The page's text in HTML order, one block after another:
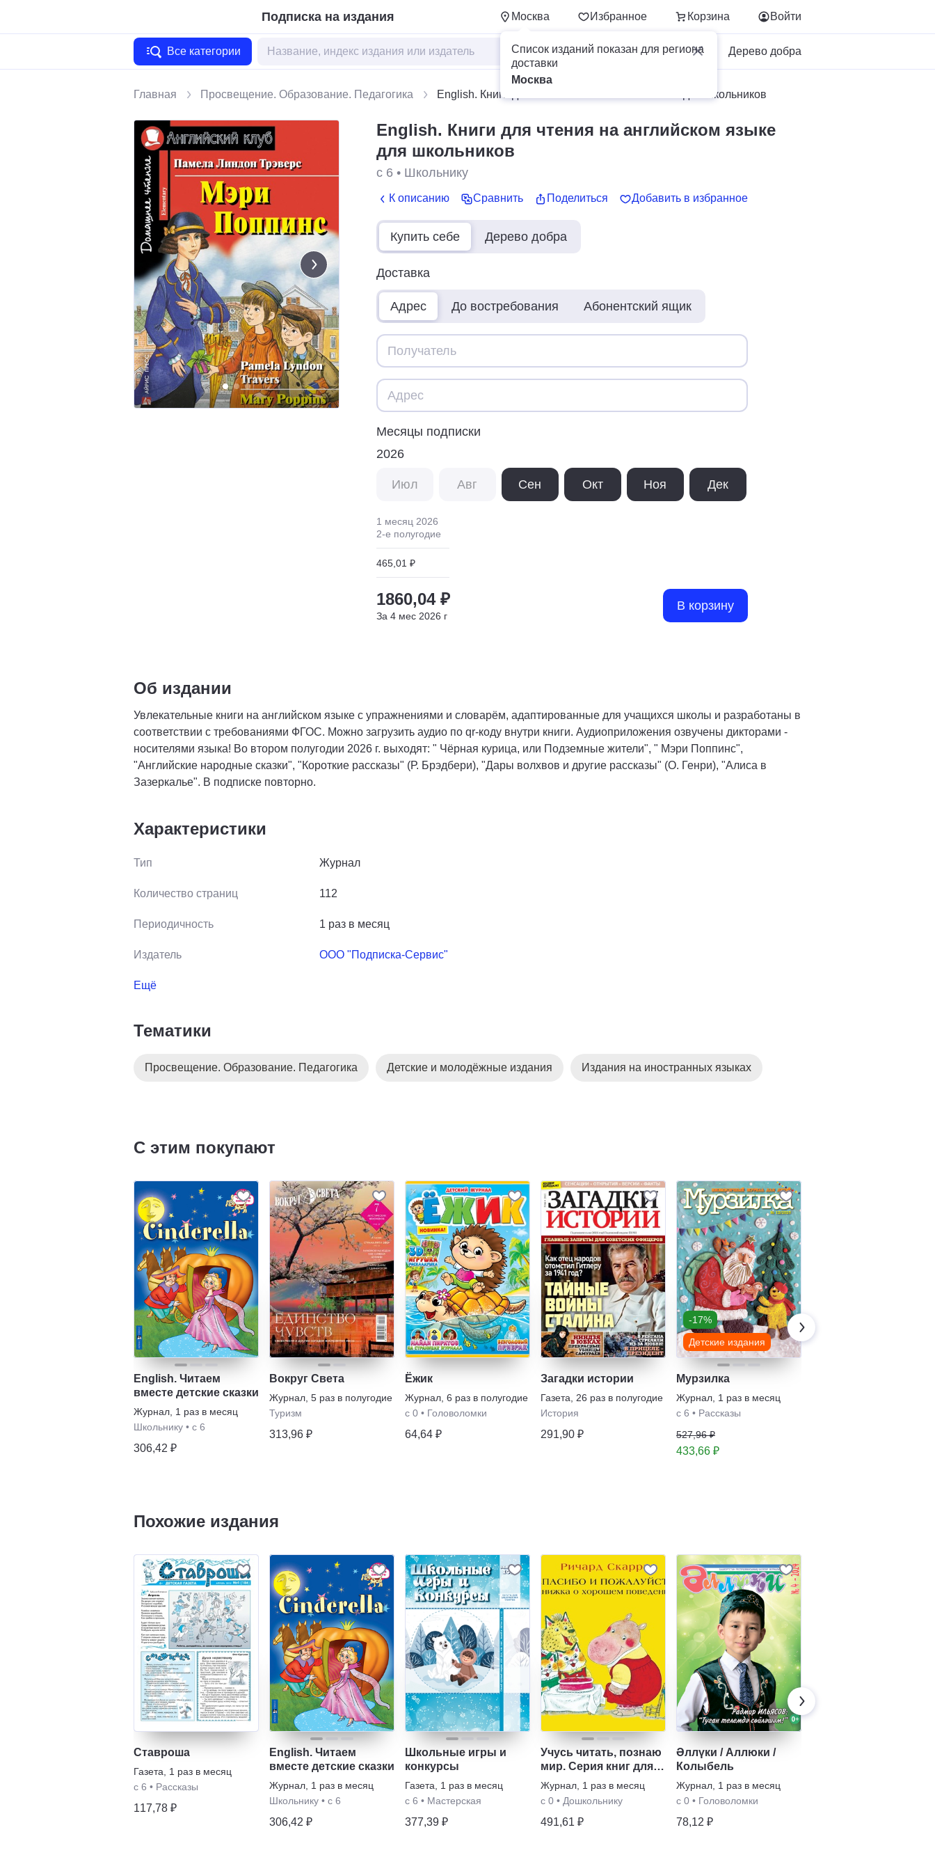
Подписка на издания Москва Избранное Корзина
Список изданий показан для региона
доставки
Москва
Войти
Все категории Для бизнеса Дерево добра
Главная Просвещение. Образование. Педагогика English. Книги для чтения на английском языке для школьников
English. Книги для чтения на английском языке
для школьников
с 6 • Школьнику
К описанию Сравнить Поделиться Добавить в избранное
Купить себе Дерево добра
Доставка
Адрес До востребования Абонентский ящик
Месяцы подписки
2026
Июл Авг Сен Окт Ноя Дек
1 месяц 2026
2-е полугодие
465,01 ₽
1860,04 ₽
За 4 мес 2026 г
В корзину
Об издании
Увлекательные книги на английском языке с упражнениями и словарём, адаптированные для учащихся школы и разработаны в
соответствии с требованиями ФГОС. Можно загрузить аудио по qr-коду внутри книги. Аудиоприложения озвучены дикторами -
носителями языка! Во втором полугодии 2026 г. выходят: " Чёрная курица, или Подземные жители", " Мэри Поппинс",
"Английские народные сказки", "Короткие рассказы" (Р. Брэдбери), "Дары волхвов и другие рассказы" (О. Генри), "Алиса в
Зазеркалье". В подписке повторно.
Характеристики
Тип Журнал
Количество страниц 112
Периодичность 1 раз в месяц
Издатель ООО "Подписка-Сервис"
Ещё
Тематики
Просвещение. Образование. Педагогика Детские и молодёжные издания Издания на иностранных языках
С этим покупают
English. Читаем
вместе детские сказки
Журнал 1 раз в месяц
Школьнику • с 6
306,42 ₽
Вокруг Света
Журнал 5 раз в полугодие
Туризм
313,96 ₽
Ёжик
Журнал 6 раз в полугодие
с 0 • Головоломки
64,64 ₽
Загадки истории
Газета
26 раз в полугодие
История
291,90 ₽
-17%
Детские издания
Мурзилка
Журнал 1 раз в месяц
с 6 • Рассказы
527,96 ₽
433,66 ₽
Похожие издания
Ставроша
Газета
1 раз в месяц
с 6 • Рассказы
117,78 ₽
English. Читаем
вместе детские сказки
Журнал 1 раз в месяц
Школьнику • с 6
306,42 ₽
Школьные игры и
конкурсы
Газета
1 раз в месяц
с 6 • Мастерская
377,39 ₽
Учусь читать, познаю
мир. Серия книг для
дошкольников
Журнал 1 раз в месяц
с 0 • Дошкольнику
491,61 ₽
Әллүки / Аллюки /
Колыбель
Журнал 1 раз в месяц
с 0 • Головоломки
78,12 ₽